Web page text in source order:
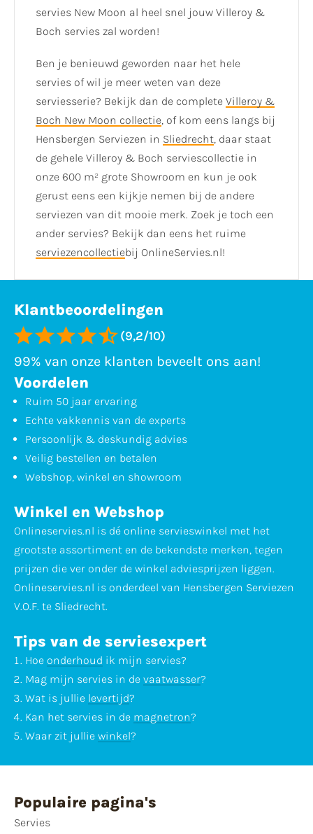
servies New Moon al heel snel jouw Villeroy &
Boch servies zal worden!
Ben je benieuwd geworden naar het hele
servies of wil je meer weten van deze
serviesserie? Bekijk dan de complete Villeroy &
Boch New Moon collectie, of kom eens langs bij
Hensbergen Serviezen in Sliedrecht, daar staat
de gehele Villeroy & Boch serviescollectie in
onze 600 m² grote Showroom en kun je ook
gerust eens een kijkje nemen bij de andere
serviezen van dit mooie merk. Zoek je toch een
ander servies? Bekijk dan eens het ruime
serviezencollectiebij OnlineServies.nl!
Klantbeoordelingen
(9,2/10)
99% van onze klanten beveelt ons aan!
Voordelen
Ruim 50 jaar ervaring
Echte vakkennis van de experts
Persoonlijk & deskundig advies
Veilig bestellen en betalen
Webshop, winkel en showroom
Winkel en Webshop
Onlineservies.nl is dé online servieswinkel met het
grootste assortiment en de bekendste merken, tegen
prijzen die ver onder de winkel adviesprijzen liggen.
Onlineservies.nl is onderdeel van Hensbergen Serviezen
V.O.F. te Sliedrecht.
Tips van de serviesexpert
Hoe onderhoud ik mijn servies?
Mag mijn servies in de vaatwasser?
Wat is jullie levertijd?
Kan het servies in de magnetron?
Waar zit jullie winkel?
Populaire pagina's
Servies